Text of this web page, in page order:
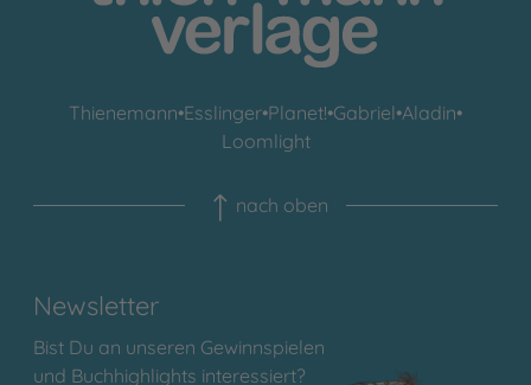
Thienemann•Esslinger•Planet!•Gabriel•Aladin•
Loomlight
nach oben
Newsletter
Bist Du an unseren Gewinnspielen
und Buchhighlights interessiert?